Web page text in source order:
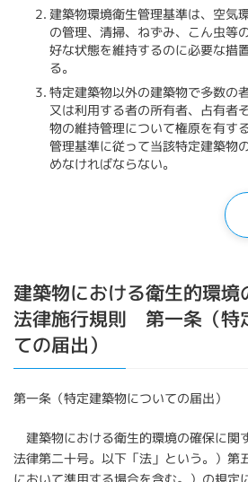
建築物環境衛生管理基準は、空気
の管理、清掃、ねずみ、こん虫等
好な状態を維持するのに必要な措
る。
特定建築物以外の建築物で多数の
又は利用する者の所有者、占有者
物の維持管理について権原を有す
管理基準に従って当該特定建築物
めなければならない。
建築物における衛生的環境
法律施行規則 第一条（特
ての届出）
第一条（特定建築物についての届出）
建築物における衛生的環境の確保に関
法律第二十号。以下「法」という。）第